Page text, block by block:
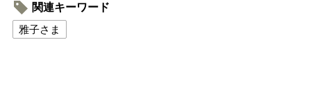
関連キーワード
雅子さま